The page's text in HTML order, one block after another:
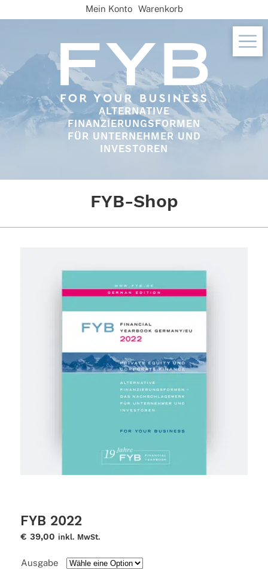
to
ALTERNATIVE
FINANZIERUNGSFORMEN
FÜR UNTERNEHMER UND
INVESTOREN
Mein Konto Warenkorb
FYB-Shop
FYB 2022
€ 39,00 inkl. MwSt.
Ausgabe